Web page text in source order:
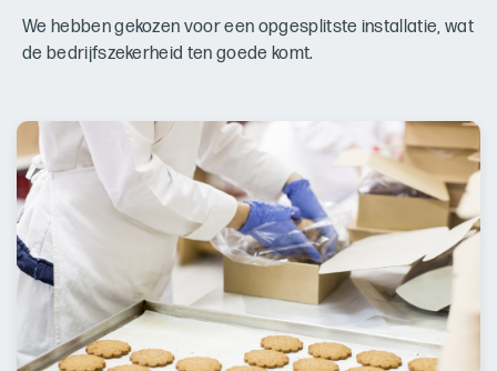
We hebben gekozen voor een opgesplitste installatie, wat
de bedrijfszekerheid ten goede komt.